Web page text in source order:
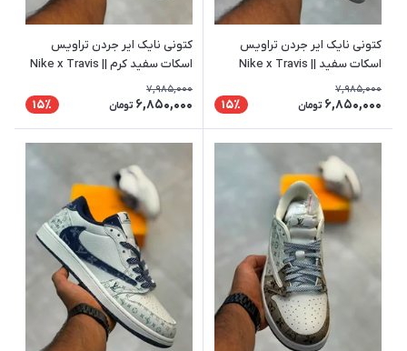
کتونی نایک ایر جردن تراویس
اسکات سفید || Nike x Travis
Scott
7,985,000
6,850,000 تومان 15٪
کتونی نایک ایر جردن تراویس
اسکات سفید کرم || Nike x Travis
Scott
7,985,000
6,850,000 تومان 15٪